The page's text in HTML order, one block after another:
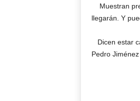
Muestran
llegarán. Y
Dicen estar
Pedro